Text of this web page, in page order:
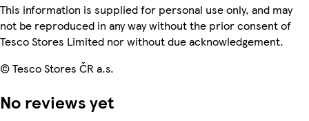
This information is supplied for personal use only, and may
not be reproduced in any way without the prior consent of
Tesco Stores Limited nor without due acknowledgement.
© Tesco Stores ČR a.s.
No reviews yet